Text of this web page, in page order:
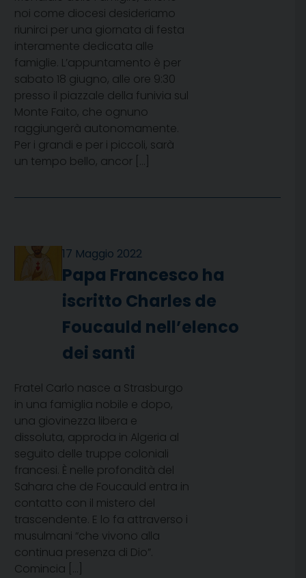
noi come diocesi desideriamo
riunirci per una giornata di festa
interamente dedicata alle
famiglie. L’appuntamento è per
sabato 18 giugno, alle ore 9:30
presso il piazzale della funivia sul
Monte Faito, che ognuno
raggiungerà autonomamente.
Per i grandi e per i piccoli, sarà
un tempo bello, ancor […]
17 Maggio 2022
Papa Francesco ha
iscritto Charles de
Foucauld nell’elenco
dei santi
Fratel Carlo nasce a Strasburgo
in una famiglia nobile e dopo,
una giovinezza libera e
dissoluta, approda in Algeria al
seguito delle truppe coloniali
francesi. È nelle profondità del
Sahara che de Foucauld entra in
contatto con il mistero del
trascendente. E lo fa attraverso i
musulmani “che vivono alla
continua presenza di Dio”.
Comincia […]